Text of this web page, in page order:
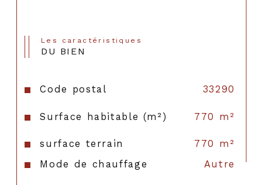
Les caractéristiques
DU BIEN
Code postal 33290
Surface habitable (m²) 770 m²
surface terrain
770 m²
Mode de chauffage
Autre